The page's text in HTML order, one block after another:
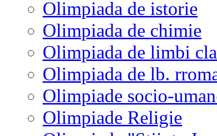
Olimpiada de istorie
Olimpiada de chimie
Olimpiada de limbi
Olimpiada de lb.
Olimpiade socio-
Olimpiade Religie